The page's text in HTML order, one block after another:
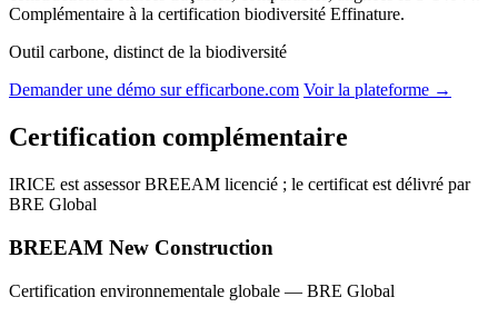
Complémentaire à la certification biodiversité Effinature.
Outil carbone, distinct de la biodiversité
Demander une démo sur efficarbone.com Voir la plateforme →
Certification complémentaire
IRICE est assessor BREEAM licencié ; le certificat est délivré par
BRE Global
BREEAM New Construction
Certification environnementale globale — BRE Global